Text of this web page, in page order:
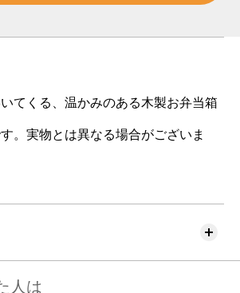
てくる、温かみのある木製お弁当箱
。実物とは異なる場合がございま
人は